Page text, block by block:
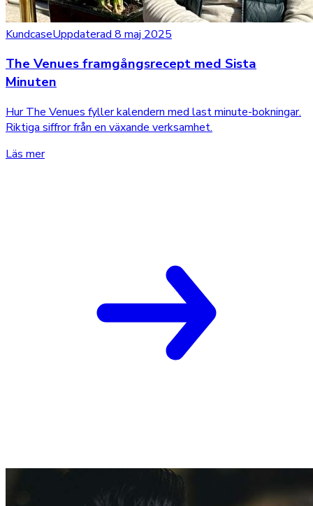
KundcaseUppdaterad 8 maj 2025
The Venues framgångsrecept med Sista
Minuten
Hur The Venues fyller kalendern med last minute-bokningar.
Riktiga siffror från en växande verksamhet.
Läs mer